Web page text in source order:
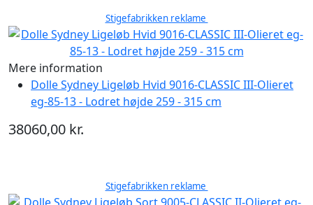
Stigefabrikken reklame
Mere information
Dolle Sydney Ligeløb Hvid 9016-CLASSIC III-Olieret
eg-85-13 - Lodret højde 259 - 315 cm
38060,00 kr.
Stigefabrikken reklame